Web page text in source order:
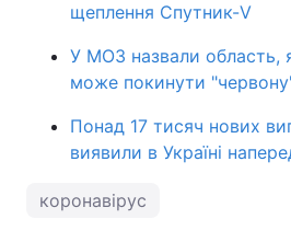
щеплення Спутник-V
У МОЗ назвали область,
може покинути
Понад 17 тисяч нових
виявили в Україні
коронавірус